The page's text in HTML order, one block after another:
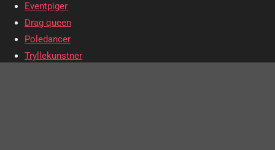
Eventpiger
Drag queen
Poledancer
Tryllekunstner